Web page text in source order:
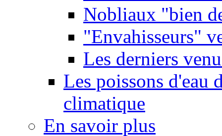
Nobliaux "bien
"Envahisseurs"
Les derniers
Les poissons d'eau
climatique
En savoir plus